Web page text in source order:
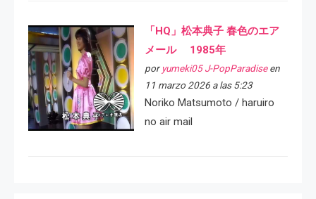
「HQ」松本典子 春色のエア
メール 1985年
por yumeki05 J-PopParadiseen
11 marzo 2026 a las 5:23
Noriko Matsumoto / haruiro
no air mail